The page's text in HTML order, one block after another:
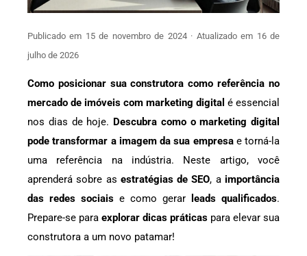
Publicado em 15 de novembro de 2024 · Atualizado em 16 de
julho de 2026
Como posicionar sua construtora como referência no
mercado de imóveis com marketing digital é essencial
nos dias de hoje. Descubra como o marketing digital
pode transformar a imagem da sua empresae torná-la
uma referência na indústria. Neste artigo, você
aprenderá sobre as estratégias de SEO, a importância
das redes sociais e como gerar leads qualificados.
Prepare-se para explorar dicas práticas para elevar sua
construtora a um novo patamar!